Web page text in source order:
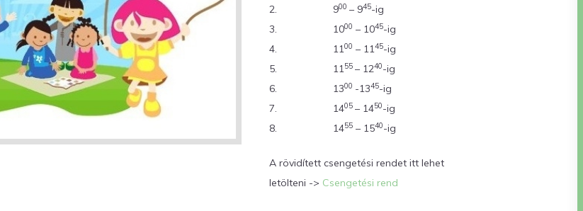
2.
900 – 945-ig
3.
1000 – 1045-ig
4.
1100 – 1145-ig
5.
1155 – 1240-ig
6.
1300 -1345-ig
7.
1405 – 1450-ig
8.
1455 – 1540-ig
A rövidített csengetési rendet itt lehet
letölteni -> Csengetési rend